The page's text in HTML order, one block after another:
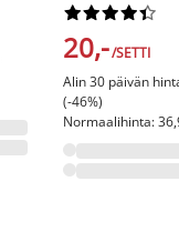






20,-/SETTI
Alin 30 päivän
(-46%)
Normaalihinta: